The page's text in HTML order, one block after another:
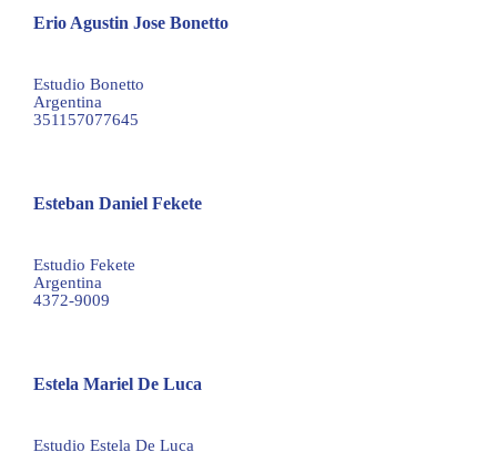
Erio Agustin Jose Bonetto
Estudio Bonetto
Argentina
351157077645
Esteban Daniel Fekete
Estudio Fekete
Argentina
4372-9009
Estela Mariel De Luca
Estudio Estela De Luca